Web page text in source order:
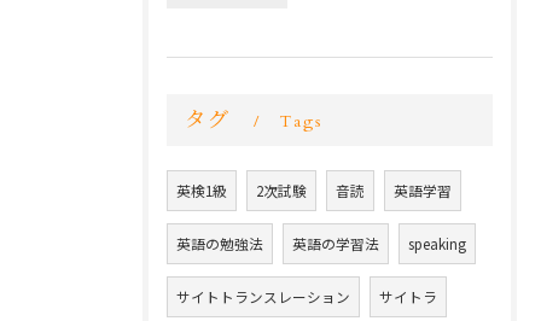
タグ Tags
英検1級 2次試験 音読 英語学習
英語の勉強法 英語の学習法 speaking
サイトトランスレーション サイトラ